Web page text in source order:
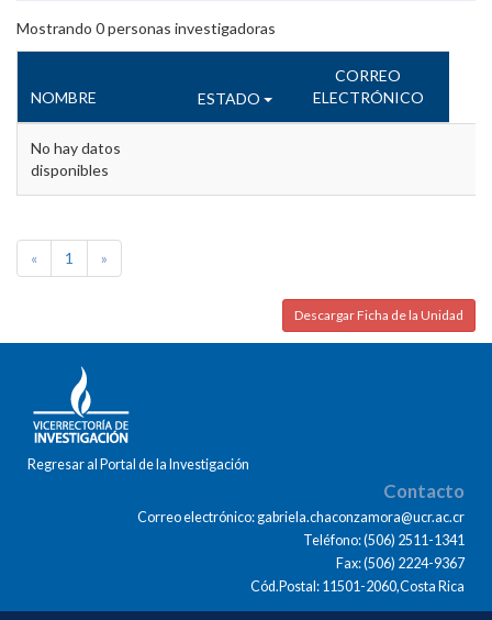
Mostrando 0personas investigadoras
NOMBRE ESTADO
CORREO
ELECTRÓNICO
No hay datos
disponibles
« 1 »
Descargar Ficha de la Unidad
Regresar al Portal de la Investigación
Contacto
Correo electrónico: gabriela.chaconzamora@ucr.ac.cr
Teléfono: (506) 2511-1341
Fax: (506) 2224-9367
Cód.Postal: 11501-2060,Costa Rica